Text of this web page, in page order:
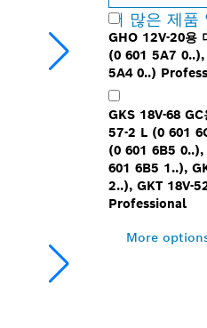
GHO 12V-20용
(0 601 5A7
5A4 0..)
GKS 18V-68
57-2 L (0 601
(0 601 6B5 0..),
601 6B5 1..),
2..), GKT 18V-
Professional
More
더 많은 제품